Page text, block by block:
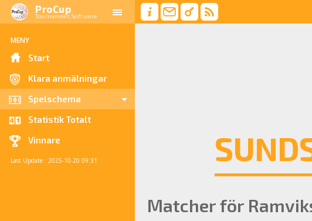
ProCup
Tournament Software
MENY
Start
Klara anmälningar
Spelschema
Statistik Totalt
Vinnare
Last Update : 2025-10-20 09:31
Matcher för